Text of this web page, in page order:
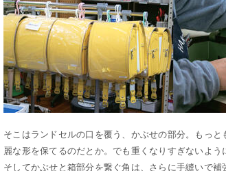
そこはランドセルの口を覆う、かぶせの部分。もっ
麗な形を保てるのだとか。でも重くなりすぎないよ
そしてかぶせと箱部分を繋ぐ角は、さらに手縫いで